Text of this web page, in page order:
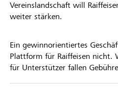
Vereinslandschaft will
weiter stärken.
Ein gewinnorientiertes
Plattform für Raiffeisen nicht.
für Unterstützer fallen